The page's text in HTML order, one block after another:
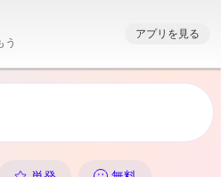
ョン
テンツ
う
アプリを見る